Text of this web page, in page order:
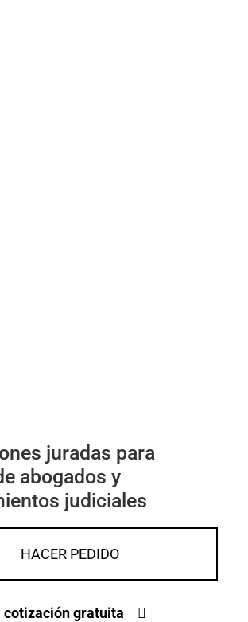
juradas para
abogados y
judiciales
HACER PEDIDO
cotización gratuita